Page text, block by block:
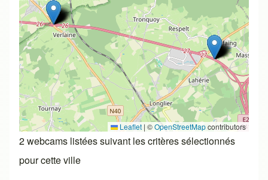
Leaflet | ©OpenStreetMapcontributors
2 webcams listées suivant les critères sélectionnés
pour cette ville